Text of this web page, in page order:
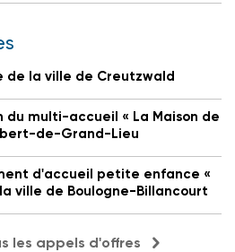
de la ville de Creutzwald
multi-accueil « La Maison de
de-Grand-Lieu
d'accueil petite enfance «
ville de Boulogne-Billancourt
les appels d'offres